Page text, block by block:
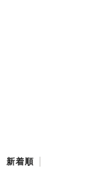
新着順